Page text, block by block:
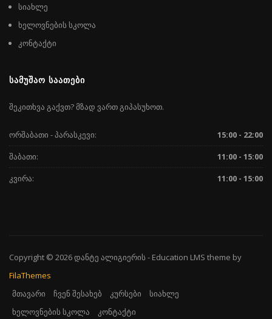
სიახლე
ხელოვნების სკოლა
კონტაქტი
ᲡᲐᲛᲣᲨᲐᲝ ᲡᲐᲐᲗᲔᲑᲘ
შეკითხვა გაქვთ? მზად ვართ გიპასუხოთ.
ორშაბათი - პარასკევი:
15:00 - 22:00
შაბათი:
11:00 - 15:00
კვირა:
11:00 - 15:00
Copyright © 2026დანტე ალიგიერის - Education LMS theme by
FilaThemes
მთავარი
ჩვენ შესახებ კურსები
სიახლე
ხელოვნების სკოლა
კონტაქტი